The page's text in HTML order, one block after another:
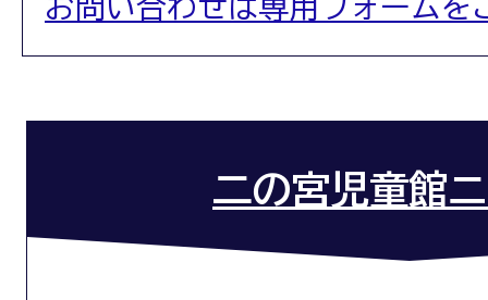
お問い合わせは専用フォームを
二の宮児童館